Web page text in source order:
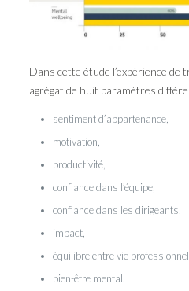
Dans cette étude l’expérience de
agrégat de huit paramètres
sentiment d’appartenance,
motivation,
productivité,
confiance dans l’équipe,
confiance dans les dirigeants,
impact,
équilibre entre vie
bien-être mental.